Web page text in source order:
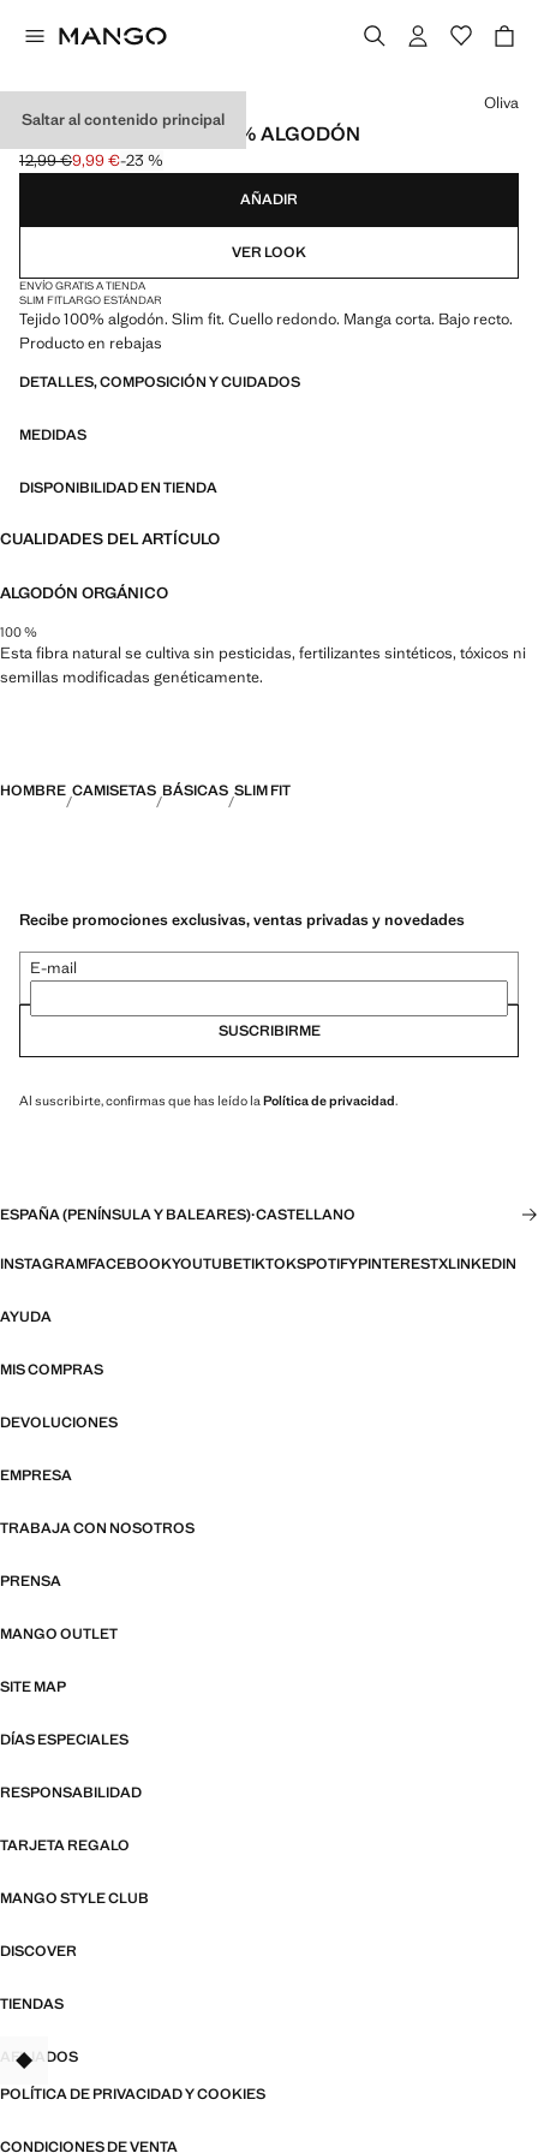
Saltar al contenido principal
CAMISETA SLIM FIT 100% ALGODÓN
Precio inicial tachado [12,99 € ]
12,99 €
Precio actual [9,99 € ]
9,99 €-23 %
Selecciona un color
Oliva
AÑADIR
VER LOOK
ENVÍO GRATIS A TIENDA
SLIM FITLARGO ESTÁNDAR
Tejido 100% algodón. Slim fit. Cuello redondo. Manga corta. Bajo recto.
Producto en rebajas
DETALLES, COMPOSICIÓN Y CUIDADOS
MEDIDAS
DISPONIBILIDAD EN TIENDA
CUALIDADES DEL ARTÍCULO
ALGODÓN ORGÁNICO
100 %
Esta fibra natural se cultiva sin pesticidas, fertilizantes sintéticos, tóxicos ni
semillas modificadas genéticamente.
HOMBRE CAMISETAS BÁSICAS SLIM FIT
Recibe promociones exclusivas, ventas privadas y novedades
E-mail
SUSCRIBIRME
Al suscribirte, confirmas que has leído laPolítica de privacidad.
ESPAÑA (PENÍNSULA Y BALEARES)·CASTELLANO
INSTAGRAMFACEBOOKYOUTUBETIKTOKSPOTIFYPINTERESTXLINKEDIN
AYUDA
MIS COMPRAS
DEVOLUCIONES
EMPRESA
TRABAJA CON NOSOTROS
PRENSA
MANGO OUTLET
SITE MAP
DÍAS ESPECIALES
RESPONSABILIDAD
TARJETA REGALO
MANGO STYLE CLUB
DISCOVER
TIENDAS
AFILIADOS
POLÍTICA DE PRIVACIDAD Y COOKIES
CONDICIONES DE VENTA